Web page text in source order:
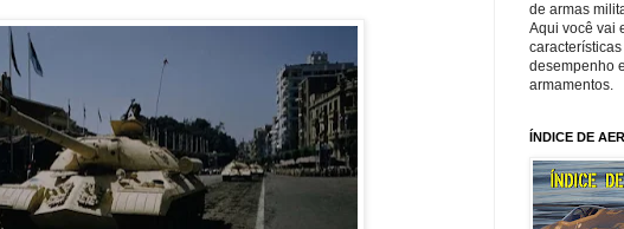
de armas
Aqui você vai
desempenho
armamentos.
ÍNDICE DE